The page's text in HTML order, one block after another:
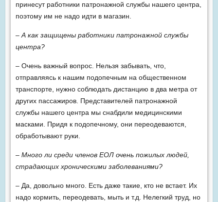
принесут работники патронажной службы нашего центра,
поэтому им не надо идти в магазин.
– А как защищены работники патронажной службы
центра?
– Очень важный вопрос. Нельзя забывать, что,
отправляясь к нашим подопечным на общественном
транспорте, нужно соблюдать дистанцию в два метра от
других пассажиров. Представителей патронажной
службы нашего центра мы снабдили медицинскими
масками. Придя к подопечному, они переодеваются,
обработывают руки.
– Много ли среди членов ЕОЛ очень пожилых людей,
страдающих хроническими заболеваниями?
– Да, довольно много. Есть даже такие, кто не встает. Их
надо кормить, переодевать, мыть и т.д. Нелегкий труд, но